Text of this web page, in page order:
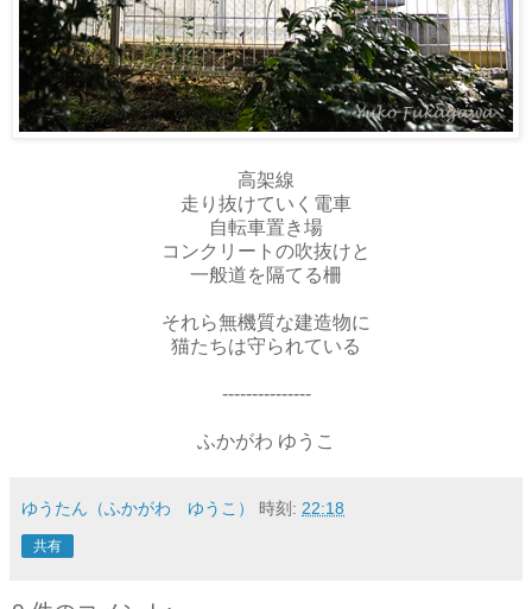
高架線
走り抜けていく電車
自転車置き場
コンクリートの吹抜けと
一般道を隔てる柵
それら無機質な建造物に
猫たちは守られている
---------------
ふかがわ ゆうこ
ゆうたん（ふかがわ ゆうこ） 時刻: 22:18
共有